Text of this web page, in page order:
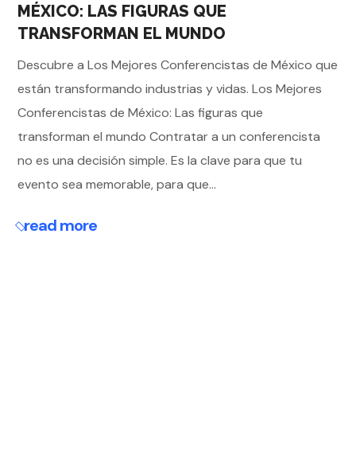
MÉXICO: LAS FIGURAS QUE
TRANSFORMAN EL MUNDO
Descubre a Los Mejores Conferencistas de México que
están transformando industrias y vidas. Los Mejores
Conferencistas de México: Las figuras que
transforman el mundo Contratar a un conferencista
no es una decisión simple. Es la clave para que tu
evento sea memorable, para que...
read more